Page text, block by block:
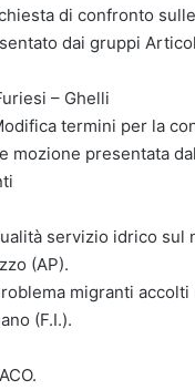
di confronto
dai gruppi
– Ghelli
termini per la
mozione presentata
servizio idrico
(AP).
migranti
(F.I.).